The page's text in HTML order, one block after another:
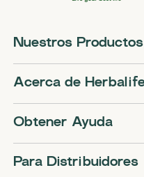
Nuestros Productos
Acerca de
Obtener Ayuda
Para Distribuidores